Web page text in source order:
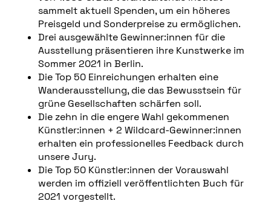
sammelt aktuell Spenden, um ein höheres
Preisgeld und Sonderpreise zu ermöglichen.
Drei ausgewählte Gewinner:innen für die
Ausstellung präsentieren ihre Kunstwerke im
Sommer 2021 in Berlin.
Die Top 50 Einreichungen erhalten eine
Wanderausstellung, die das Bewusstsein für
grüne Gesellschaften schärfen soll.
Die zehn in die engere Wahl gekommenen
Künstler:innen + 2 Wildcard-Gewinner:innen
erhalten ein professionelles Feedback durch
unsere Jury.
Die Top 50 Künstler:innen der Vorauswahl
werden im offiziell veröffentlichten Buch für
2021 vorgestellt.